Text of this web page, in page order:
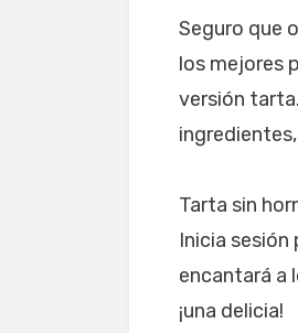
Seguro que
los mejores
versión
Tarta sin
Inicia
encantará a
¡una delicia!